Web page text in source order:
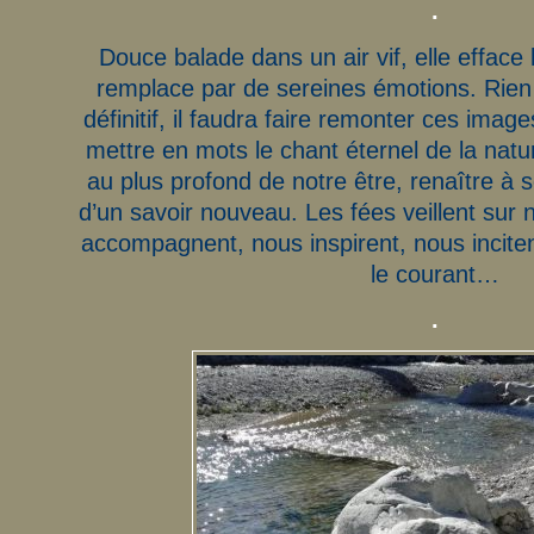
.
Douce balade dans un air vif, elle
remplace par de sereines émotions. Rien
définitif, il faudra faire remonter ces
mettre en mots le chant éternel de la
au plus profond de notre être, renaître à
d’un savoir nouveau. Les fées veillent sur
accompagnent, nous inspirent, nous
le courant…
.